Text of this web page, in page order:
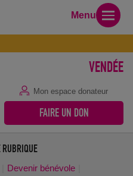
VENDÉE
Mon espace donateur
FAIRE UN DON
Menu
RUBRIQUE
Devenir bénévole